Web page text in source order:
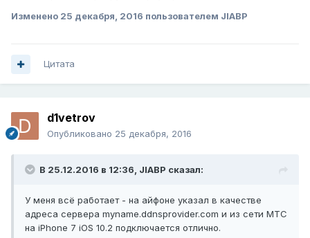
Изменено 25 декабря, 2016 пользователем JIABP
Цитата
d1vetrov
Опубликовано 25 декабря, 2016
В 25.12.2016 в 12:36, JIABP сказал:
У меня всё работает - на айфоне указал в качестве
адреса сервера myname.ddnsprovider.com и из сети МТС
на iPhone 7 iOS 10.2 подключается отлично.